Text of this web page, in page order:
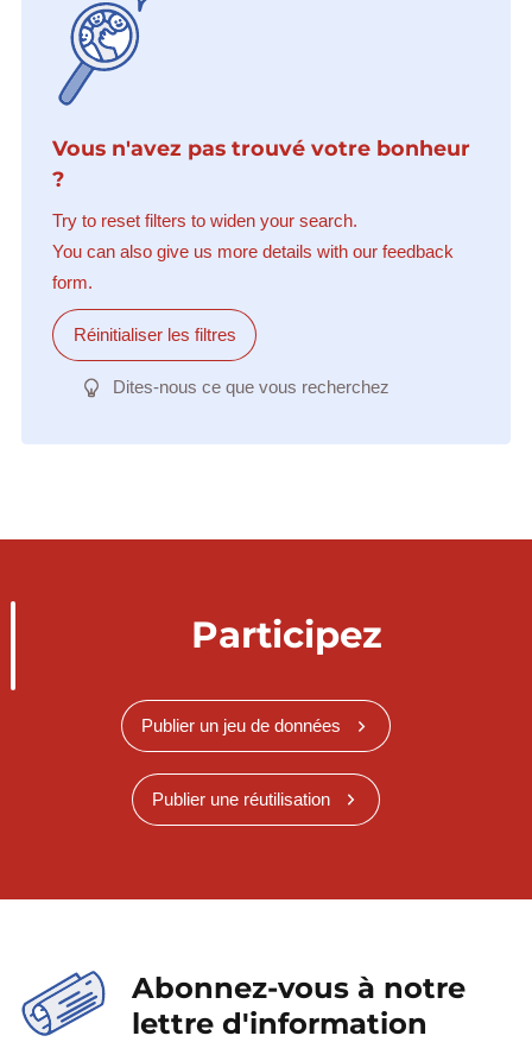
Vous n'avez pas trouvé votre bonheur
?
Try to reset filters to widen your search.
You can also give us more details with our feedback
form.
Réinitialiser les filtres
Dites-nous ce que vous recherchez
Participez
Publier un jeu de données
Publier une réutilisation
Abonnez-vous à notre
lettre d'information